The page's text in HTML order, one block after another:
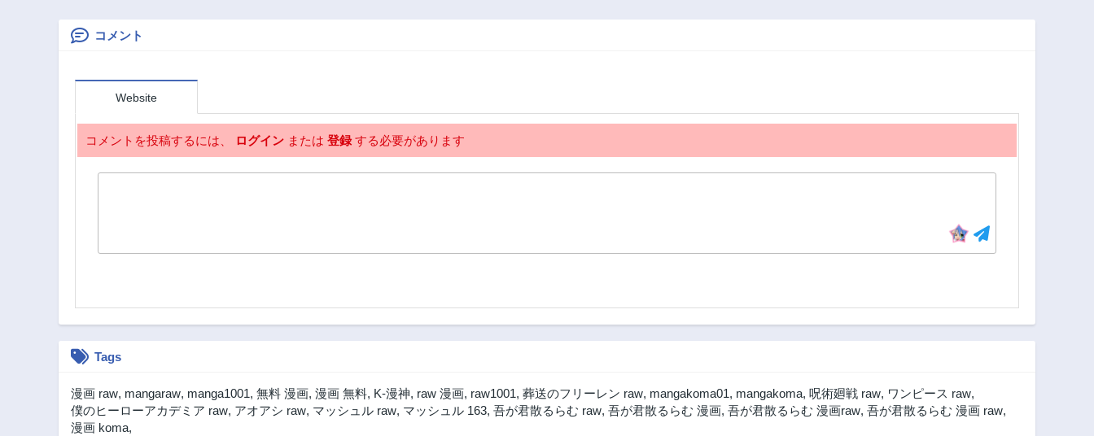
キャラに転生して
～
可哀想なので助け
生ける伝説となる
コメント
Website
コメントを投稿するには、 ログイン または 登録する必要があります
Tags
漫画 raw, mangaraw, manga1001, 無料 漫画, 漫画 無料, K-漫神, raw 漫画, raw1001, 葬送のフリーレン raw, mangakoma01, mangakoma, 呪術廻戦 raw, ワンピース raw,
僕のヒーローアカデミア raw, アオアシ raw, マッシュル raw, マッシュル 163, 吾が君散るらむ raw, 吾が君散るらむ 漫画, 吾が君散るらむ 漫画raw, 吾が君散るらむ 漫画 raw,
漫画 koma,